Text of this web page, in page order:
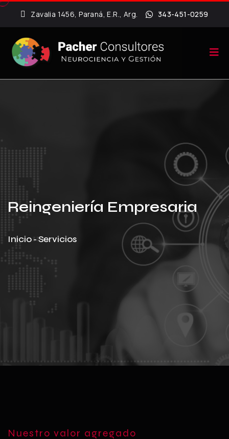
Zavalia 1456, Paraná, E.R., Arg. 343-451-0259
Reingeniería Empresaria
Inicio-Servicios
Nuestro valor agregado